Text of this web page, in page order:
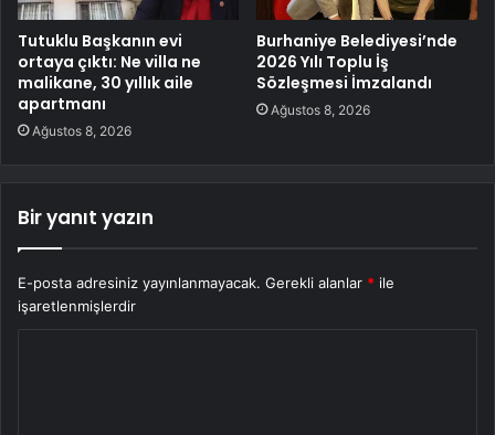
Tutuklu Başkanın evi
ortaya çıktı: Ne villa ne
malikane, 30 yıllık aile
apartmanı
Ağustos 8, 2026
Burhaniye Belediyesi’nde
2026 Yılı Toplu İş
Sözleşmesi İmzalandı
Ağustos 8, 2026
Bir yanıt yazın
E-posta adresiniz yayınlanmayacak. Gerekli alanlar * ile
işaretlenmişlerdir